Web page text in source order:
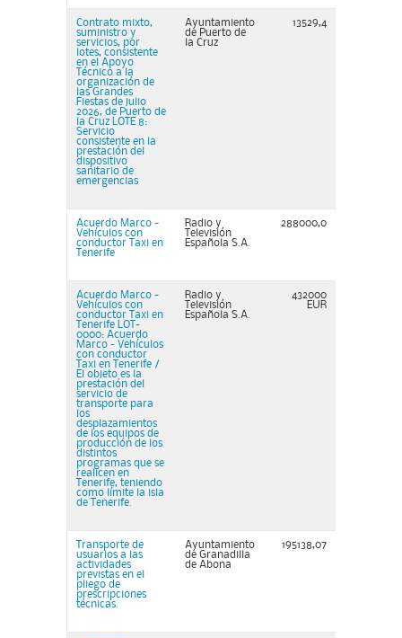
Contrato mixto,
suministro y
servicios, por
lotes, consistente
en el Apoyo
Técnico a la
organización de
las Grandes
Fiestas de julio
2026, de Puerto de
la Cruz LOTE 8:
Servicio
consistente en la
prestación del
dispositivo
sanitario de
emergencias
Ayuntamiento
de Puerto de
la Cruz
13529,4
Acuerdo Marco -
Vehículos con
conductor Taxi en
Tenerife
Radio y
Televisión
Española S.A.
288000,0
Acuerdo Marco -
Vehículos con
conductor Taxi en
Tenerife LOT-
0000: Acuerdo
Marco - Vehículos
con conductor
Taxi en Tenerife /
El objeto es la
prestación del
servicio de
transporte para
los
desplazamientos
de los equipos de
producción de los
distintos
programas que se
realicen en
Tenerife, teniendo
como límite la isla
de Tenerife.
Radio y
Televisión
Española S.A.
432000
EUR
Transporte de
usuarios a las
actividades
previstas en el
pliego de
prescripciones
técnicas.
Ayuntamiento
de Granadilla
de Abona
195138,07